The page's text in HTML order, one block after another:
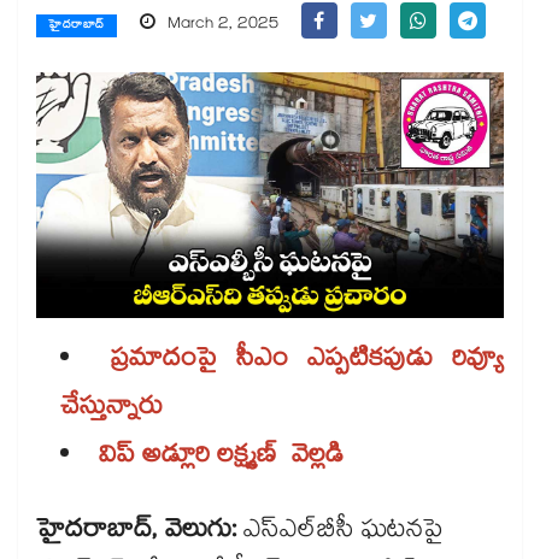
హైదరాబాద్ March 2, 2025
ప్రమాదంపై సీఎం ఎప్పటికపుడు రివ్యూ
చేస్తున్నారు
విప్ అడ్లూరి లక్ష్మణ్ వెల్లడి
హైదరాబాద్, వెలుగు:ఎస్‌‌‌‌‌‌‌‌‌‌‌‌‌‌‌‌‌‌‌‌‌‌‌‌‌‌‌‌‌‌‌‌ఎల్‌‌‌‌‌‌‌‌‌‌‌‌‌‌‌‌‌‌‌‌‌‌‌‌‌‌‌‌‌‌‌‌బీసీ ఘటనపై